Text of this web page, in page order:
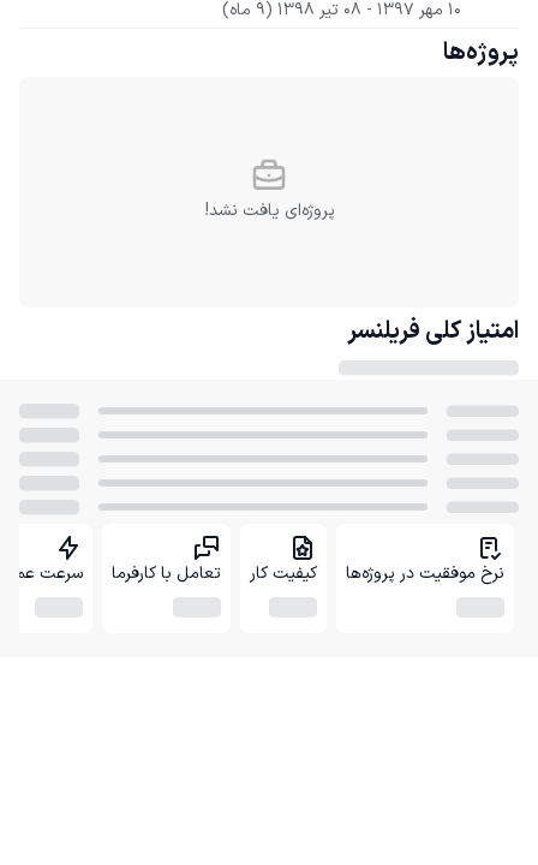
10 مهر 1397
- 08 تیر 1398 (9 ماه)
پروژه‌ها
پروژه‌ای یافت نشد!
امتیاز کلی فریلنسر
نرخ موفقیت در پروژه‌ها کیفیت کار تعامل با کارفرما سرعت عمل